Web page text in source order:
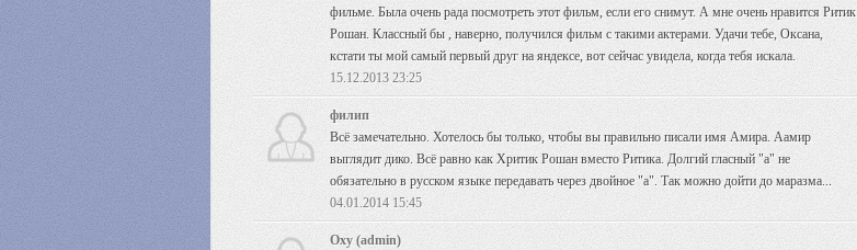
фильме. Была очень рада посмотреть этот фильм, если его снимут. А мне очень нравится Ритик
Рошан. Классный бы , наверно, получился фильм с такими актерами. Удачи тебе, Оксана,
кстати ты мой самый первый друг на яндексе, вот сейчас увидела, когда тебя искала.
15.12.2013 23:25
филип
Всё замечательно. Хотелось бы только, чтобы вы правильно писали имя Амира. Аамир
выглядит дико. Всё равно как Хритик Рошан вместо Ритика. Долгий гласный "а" не
обязательно в русском языке передавать через двойное "а". Так можно дойти до маразма...
04.01.2014 15:45
Oxy (admin)